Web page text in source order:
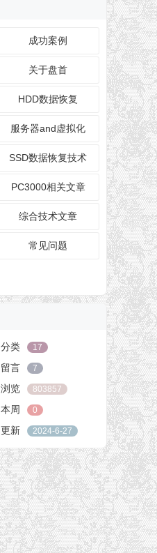
成功案例
关于盘首
HDD数据恢复
服务器and虚拟化
SSD数据恢复技术
PC3000相关文章
综合技术文章
常见问题
分类 17
留言 7
浏览 803857
本周 0
更新 2024-6-27